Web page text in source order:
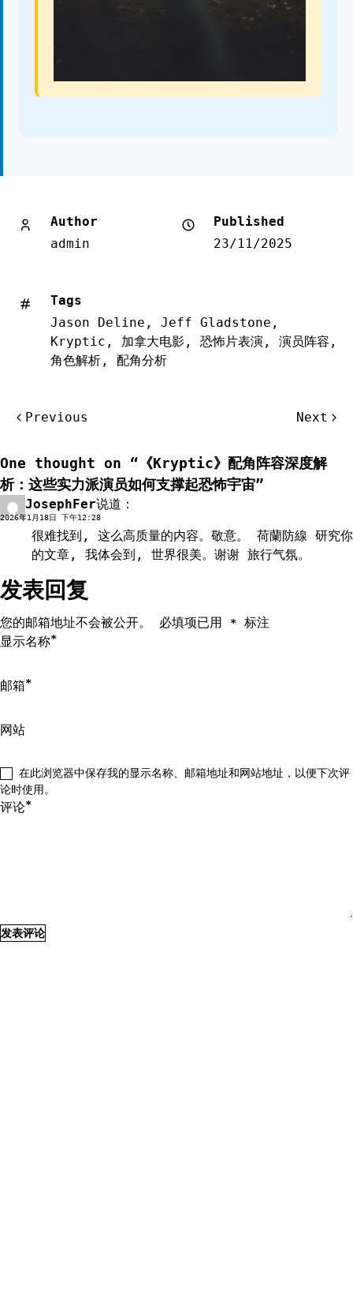
Author
admin
Published
23/11/2025
Tags
Jason Deline , Jeff Gladstone ,
Kryptic , 加拿大电影 , 恐怖片表演 , 演员阵容 ,
角色解析 , 配角分析
航
Previous Next
One thought on “ 《Kryptic》配角阵容深度解
析：这些实力派演员如何支撑起恐怖宇宙”
JosephFer说道：
2026年1月18日 下午12:28
很难找到, 这么高质量的内容。敬意。 荷蘭防線 研究你
的文章, 我体会到, 世界很美。谢谢 旅行气氛。
发表回复
您的邮箱地址不会被公开。 必填项已用 * 标注
评论*
显示名称*
邮箱*
网站
在此浏览器中保存我的显示名称、邮箱地址和网站地址，以便下次评
论时使用。